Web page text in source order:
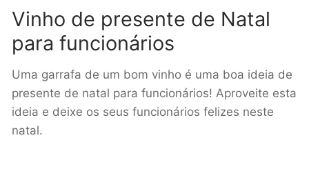
Vinho de presente de Natal
para funcionários
Uma garrafa de um bom vinho é uma boa ideia de
presente de natal para funcionários! Aproveite esta
ideia e deixe os seus funcionários felizes neste
natal.